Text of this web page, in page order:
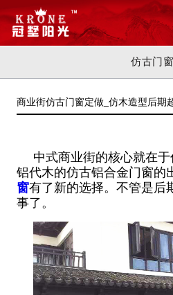
仿古门
商业街仿古门窗定做_仿木造型后期
中式商业街的核心就在
铝代木的仿古铝合金门窗的
窗有了新的选择。不管是后
事了。